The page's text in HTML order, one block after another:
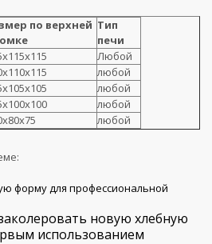
по верхней Тип
печи
Любой
любой
любой
любой
любой
форму для профессиональной
новую хлебную
использованием